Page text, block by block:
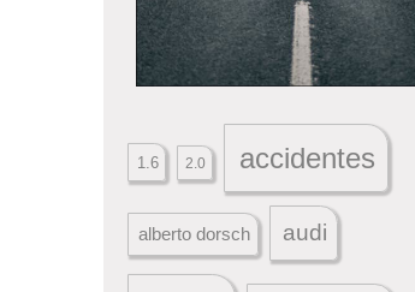
1.6 2.0 accidentes
alberto dorsch audi